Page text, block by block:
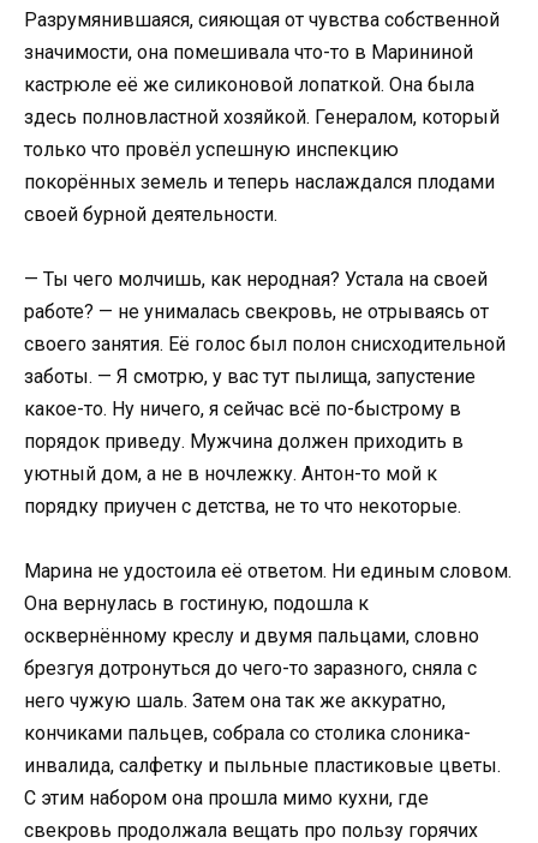
Разрумянившаяся, сияющая от чувства собственной
значимости, она помешивала что-то в Марининой
кастрюле её же силиконовой лопаткой. Она была
здесь полновластной хозяйкой. Генералом, который
только что провёл успешную инспекцию
покорённых земель и теперь наслаждался плодами
своей бурной деятельности.
— Ты чего молчишь, как неродная? Устала на своей
работе? — не унималась свекровь, не отрываясь от
своего занятия. Её голос был полон снисходительной
заботы. — Я смотрю, у вас тут пылища, запустение
какое-то. Ну ничего, я сейчас всё по-быстрому в
порядок приведу. Мужчина должен приходить в
уютный дом, а не в ночлежку. Антон-то мой к
порядку приучен с детства, не то что некоторые.
Марина не удостоила её ответом. Ни единым словом.
Она вернулась в гостиную, подошла к
осквернённому креслу и двумя пальцами, словно
брезгуя дотронуться до чего-то заразного, сняла с
него чужую шаль. Затем она так же аккуратно,
кончиками пальцев, собрала со столика слоника-
инвалида, салфетку и пыльные пластиковые цветы.
С этим набором она прошла мимо кухни, где
свекровь продолжала вещать про пользу горячих